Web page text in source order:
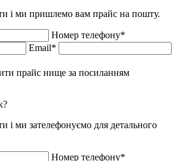
і ми пришлемо вам прайс на пошту.
Номер телефону*
Email*
прайс нище за посиланням
і ми зателефонуємо для детального
Номер телефону*